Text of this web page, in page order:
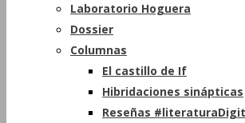
Laboratorio Hoguera
Dossier
Columnas
El castillo de If
Hibridaciones sinápticas
Reseñas